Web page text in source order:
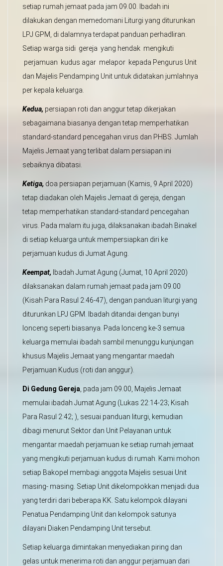
setiap rumah jemaat pada jam 09.00. Ibadah ini
dilakukan dengan memedomani Liturgi yang diturunkan
LPJ GPM, di dalamnya terdapat panduan perhadliran.
Setiap warga sidi gereja yang hendak mengikuti
perjamuan kudus agar melapor kepada Pengurus Unit
dan Majelis Pendamping Unit untuk didatakan jumlahnya
per kepala keluarga.
Kedua, persiapan roti dan anggur tetap dikerjakan
sebagaimana biasanya dengan tetap memperhatikan
standard-standard pencegahan virus dan PHBS. Jumlah
Majelis Jemaat yang terlibat dalam persiapan ini
sebaiknya dibatasi.
Ketiga, doa persiapan perjamuan (Kamis, 9 April 2020)
tetap diadakan oleh Majelis Jemaat di gereja, dengan
tetap memperhatikan standard-standard pencegahan
virus. Pada malam itu juga, dilaksanakan ibadah Binakel
di setiap keluarga untuk mempersiapkan diri ke
perjamuan kudus di Jumat Agung.
Keempat, Ibadah Jumat Agung (Jumat, 10 April 2020)
dilaksanakan dalam rumah jemaat pada jam 09.00
(Kisah Para Rasul 2:46-47), dengan panduan liturgi yang
diturunkan LPJ GPM. Ibadah ditandai dengan bunyi
lonceng seperti biasanya. Pada lonceng ke-3 semua
keluarga memulai ibadah sambil menunggu kunjungan
khusus Majelis Jemaat yang mengantar maedah
Perjamuan Kudus (roti dan anggur).
Di Gedung Gereja, pada jam 09.00, Majelis Jemaat
memulai ibadah Jumat Agung (Lukas 22:14-23; Kisah
Para Rasul 2:42; ), sesuai panduan liturgi, kemudian
dibagi menurut Sektor dan Unit Pelayanan untuk
mengantar maedah perjamuan ke setiap rumah jemaat
yang mengikuti perjamuan kudus di rumah. Kami mohon
setiap Bakopel membagi anggota Majelis sesuai Unit
masing- masing. Setiap Unit dikelompokkan menjadi dua
yang terdiri dari beberapa KK. Satu kelompok dilayani
Penatua Pendamping Unit dan kelompok satunya
dilayani Diaken Pendamping Unit tersebut.
Setiap keluarga dimintakan menyediakan piring dan
gelas untuk menerima roti dan anggur perjamuan dari